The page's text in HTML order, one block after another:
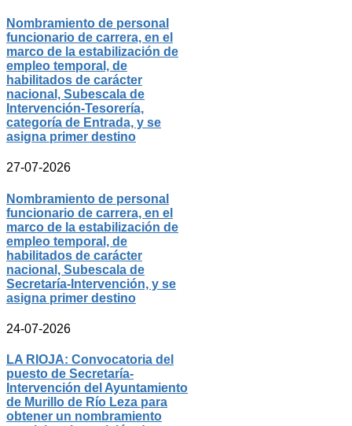
Nombramiento de personal
funcionario de carrera, en el
marco de la estabilización de
empleo temporal, de
habilitados de carácter
nacional, Subescala de
Intervención-Tesorería,
categoría de Entrada, y se
asigna primer destino
27-07-2026
Nombramiento de personal
funcionario de carrera, en el
marco de la estabilización de
empleo temporal, de
habilitados de carácter
nacional, Subescala de
Secretaría-Intervención, y se
asigna primer destino
24-07-2026
LA RIOJA: Convocatoria del
puesto de Secretaría-
Intervención del Ayuntamiento
de Murillo de Río Leza para
obtener un nombramiento